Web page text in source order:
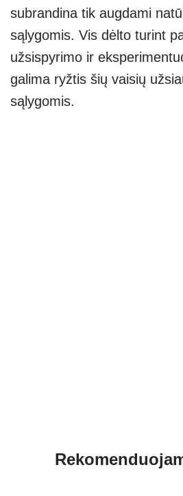
subrandina tik augdami
sąlygomis. Vis dėlto turint
užsispyrimo ir
galima ryžtis šių vaisių
sąlygomis.